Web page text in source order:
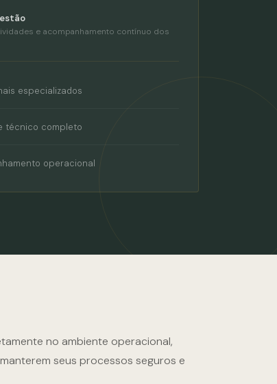
e acompanhamento contínuo dos
especializados
técnico completo
operacional
no ambiente operacional,
seus processos seguros e